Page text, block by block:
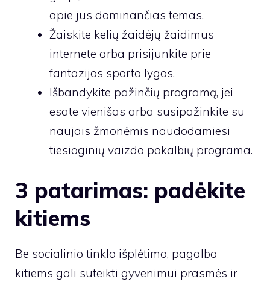
apie jus dominančias temas.
Žaiskite kelių žaidėjų žaidimus
internete arba prisijunkite prie
fantazijos sporto lygos.
Išbandykite pažinčių programą, jei
esate vienišas arba susipažinkite su
naujais žmonėmis naudodamiesi
tiesioginių vaizdo pokalbių programa.
3 patarimas: padėkite
kitiems
Be socialinio tinklo išplėtimo, pagalba
kitiems gali suteikti gyvenimui prasmės ir